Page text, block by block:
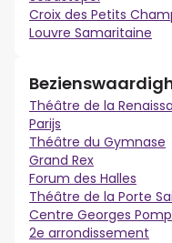
Croix des Petits
Louvre Samaritaine
Théâtre de la
Parijs
Théâtre du Gymnase
Grand Rex
Forum des Halles
Théâtre de la Porte
Centre Georges
2e arrondissement